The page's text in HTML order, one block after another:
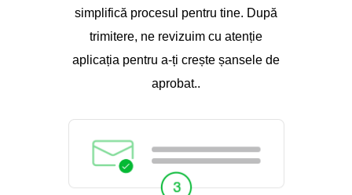
simplifică procesul pentru tine. După
trimitere, ne revizuim cu atenție
aplicația pentru a-ți crește șansele de
aprobat..